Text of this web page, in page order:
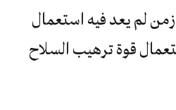
زمن لم يعد فيه استعمال
قوة ترهيب السلاح